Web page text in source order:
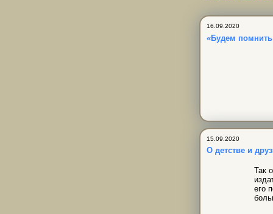
16.09.2020
«Будем
15.09.2020
О детстве и
Так
его